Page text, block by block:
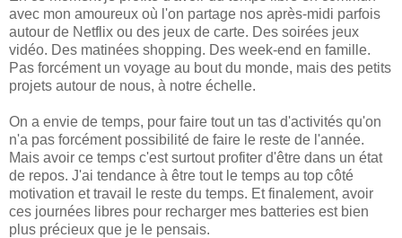
avec mon amoureux où l'on partage nos après-midi parfois
autour de Netflix ou des jeux de carte. Des soirées jeux
vidéo. Des matinées shopping. Des week-end en famille.
Pas forcément un voyage au bout du monde, mais des petits
projets autour de nous, à notre échelle.
On a envie de temps, pour faire tout un tas d'activités qu'on
n'a pas forcément possibilité de faire le reste de l'année.
Mais avoir ce temps c'est surtout profiter d'être dans un état
de repos. J'ai tendance à être tout le temps au top côté
motivation et travail le reste du temps. Et finalement, avoir
ces journées libres pour recharger mes batteries est bien
plus précieux que je le pensais.